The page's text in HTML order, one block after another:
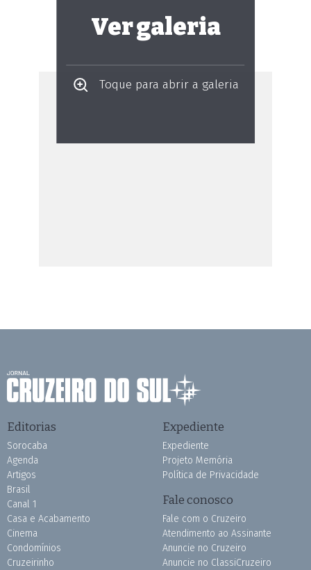
Ver galeria
Toque para abrir a galeria
Editorias
Sorocaba
Agenda
Artigos
Brasil
Canal 1
Casa e Acabamento
Cinema
Condomínios
Cruzeirinho
Expediente
Expediente
Projeto Memória
Política de Privacidade
Fale conosco
Fale com o Cruzeiro
Atendimento ao Assinante
Anuncie no Cruzeiro
Anuncie no ClassiCruzeiro